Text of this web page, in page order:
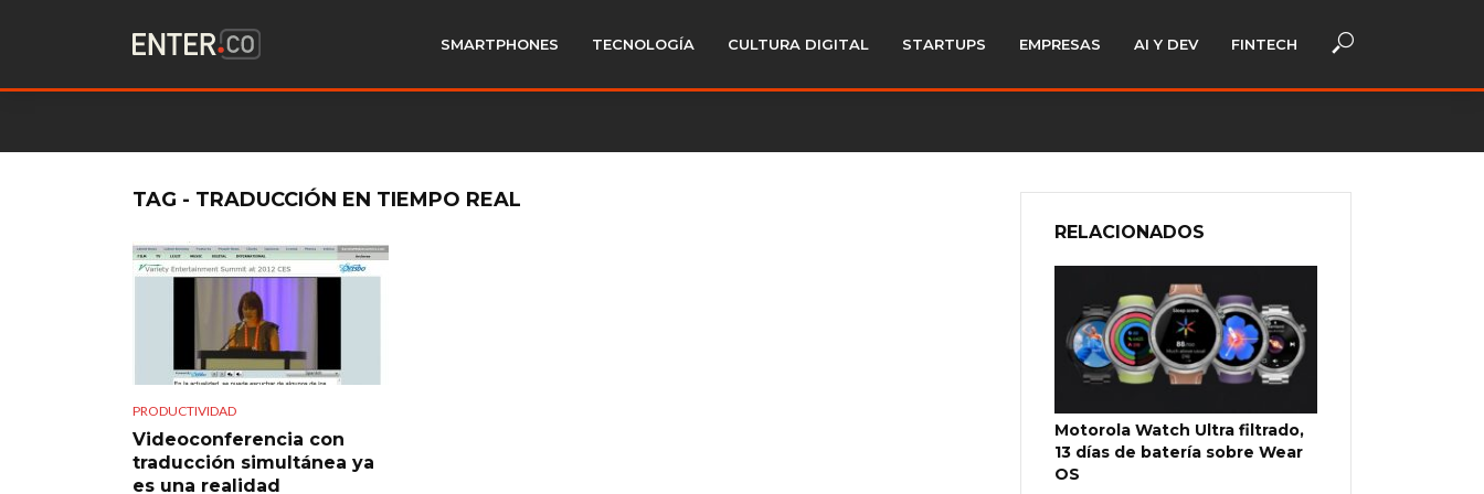
SMARTPHONES TECNOLOGÍA CULTURA DIGITAL STARTUPS EMPRESAS AI Y DEV FINTECH
TAG - TRADUCCIÓN EN TIEMPO REAL
PRODUCTIVIDAD
Videoconferencia con
traducción simultánea ya
es una realidad
RELACIONADOS
Motorola Watch Ultra filtrado,
13 días de batería sobre Wear
OS